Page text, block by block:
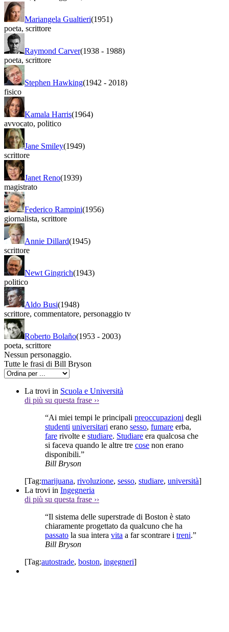
Mariangela Gualtieri(1951)
poeta, scrittore
Raymond Carver(1938 - 1988)
poeta, scrittore
Stephen Hawking(1942 - 2018)
fisico
Kamala Harris(1964)
avvocato, politico
Jane Smiley(1949)
scrittore
Janet Reno(1939)
magistrato
Federico Rampini(1956)
giornalista, scrittore
Annie Dillard(1945)
scrittore
Newt Gingrich(1943)
politico
Aldo Busi(1948)
scrittore, commentatore, personaggio tv
Roberto Bolaño(1953 - 2003)
poeta, scrittore
Nessun personaggio.
Tutte le frasi di Bill Bryson
La trovi in Scuola e Università
di più su questa frase ››
“Ai miei tempi le principali preoccupazioni degli
studenti universitari erano sesso, fumare erba,
fare rivolte e studiare. Studiare era qualcosa che
si faceva quando le altre tre cose non erano
disponibili.”
Bill Bryson
[Tag:marijuana, rivoluzione, sesso, studiare, università]
La trovi in Ingegneria
di più su questa frase ››
“Il sistema delle superstrade di Boston è stato
chiaramente progettato da qualcuno che ha
passato la sua intera vita a far scontrare i treni.”
Bill Bryson
[Tag:autostrade, boston, ingegneri]